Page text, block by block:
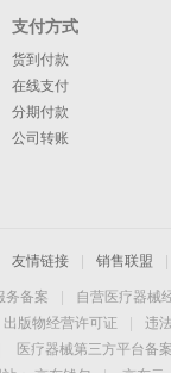
支付方式
货到付款
在线支付
分期付款
公司转账
友情链接 销售联盟
务备案 自营医疗器械
出版物经营许可证
违
医疗器械第三方平台备